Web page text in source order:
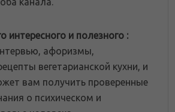
интересного и полезного :
афоризмы,
вегетарианской кухни, и
вам получить проверенные
о психическом и